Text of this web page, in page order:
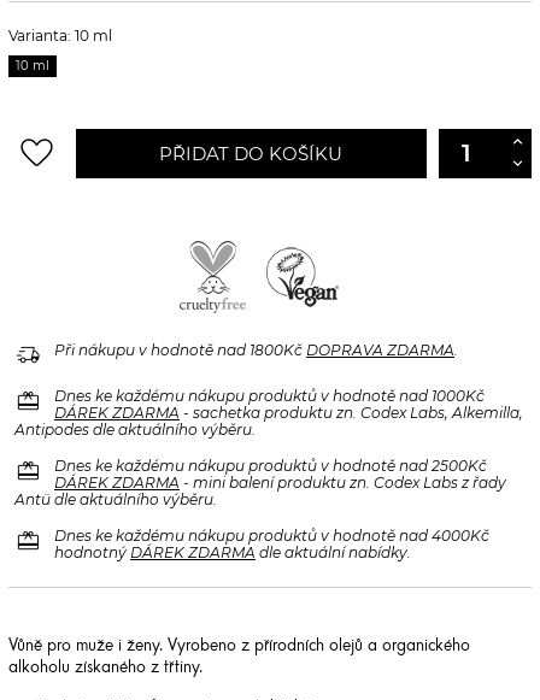
Varianta: 10 ml
10 ml
favorite_border PŘIDAT DO KOŠÍKU
delivery_truck_speed Při nákupu v hodnotě nad 1800Kč DOPRAVA ZDARMA
redeem
Dnes ke každému nákupu produktů v hodnotě nad 1000Kč
DÁREK ZDARMA - sachetka produktu zn. Codex Labs, Alkemilla,
Antipodes dle aktuálního výběru.
redeem
Dnes ke každému nákupu produktů v hodnotě nad 2500Kč
DÁREK ZDARMA - mini balení produktu zn. Codex Labs z řady
Antü dle aktuálního výběru.
redeem
Dnes ke každému nákupu produktů v hodnotě nad 4000Kč
hodnotný DÁREK ZDARMA dle aktuální nabídky.
Vůně pro muže i ženy. Vyrobeno z přírodních olejů a organického
alkoholu získaného z třtiny.